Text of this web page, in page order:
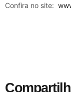
Confira no site: